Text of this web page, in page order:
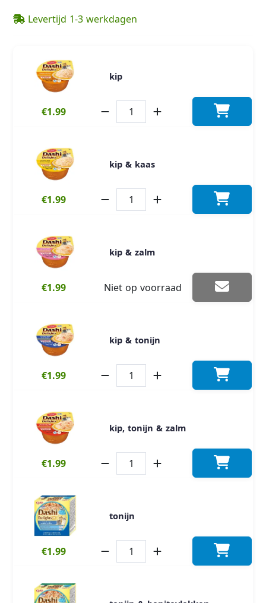
Levertijd 1-3 werkdagen
kip
€1.99
kip & kaas
€1.99
kip & zalm
€1.99 Niet op voorraad
kip & tonijn
€1.99
kip, tonijn & zalm
€1.99
tonijn
€1.99